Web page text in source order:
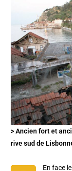
> Ancien fort et
rive sud de
En face